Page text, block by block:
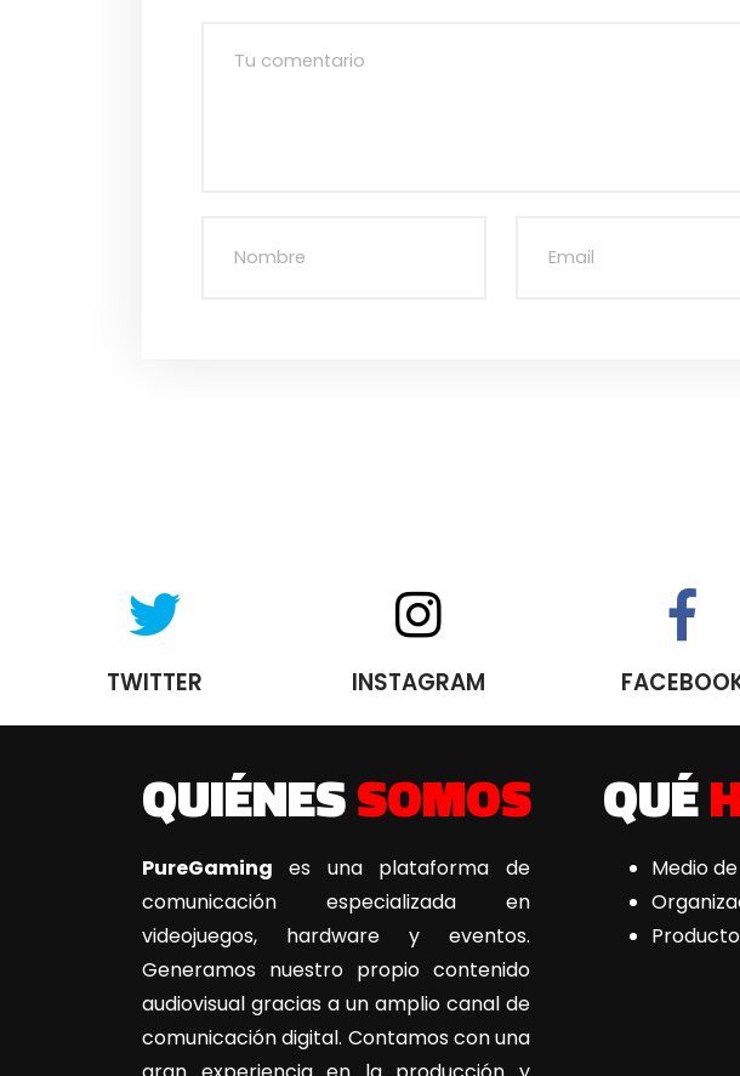
TWITTER INSTAGRAM
QUIÉNESSOMOS
PureGaming es una plataforma de
comunicación especializada en
videojuegos, hardware y eventos.
Generamos nuestro propio contenido
audiovisual gracias a un amplio canal de
comunicación digital. Contamos con una
QUÉ
Medio